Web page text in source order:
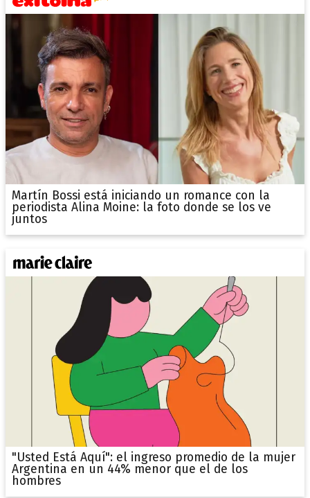
Martín Bossi está iniciando un romance con la
periodista Alina Moine: la foto donde se los ve
juntos
"Usted Está Aquí": el ingreso promedio de la mujer
Argentina en un 44% menor que el de los
hombres